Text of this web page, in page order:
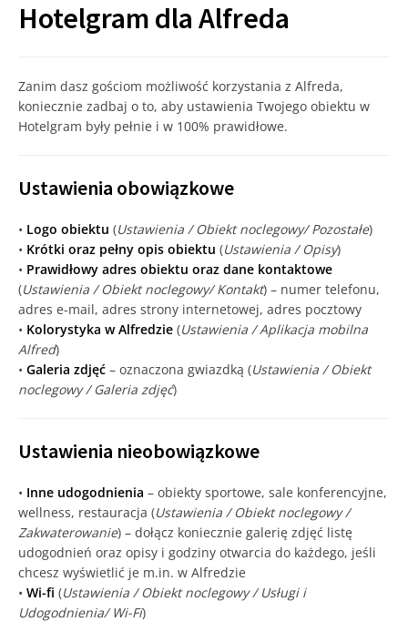
Hotelgram dla Alfreda
Zanim dasz gościom możliwość korzystania z Alfreda,
koniecznie zadbaj o to, aby ustawienia Twojego obiektu w
Hotelgram były pełnie i w 100% prawidłowe.
Ustawienia obowiązkowe
• Logo obiektu (Ustawienia / Obiekt noclegowy/ Pozostałe)
• Krótki oraz pełny opis obiektu (Ustawienia / Opisy)
• Prawidłowy adres obiektu oraz dane kontaktowe
(Ustawienia / Obiekt noclegowy/ Kontakt) – numer telefonu,
adres e-mail, adres strony internetowej, adres pocztowy
• Kolorystyka w Alfredzie (Ustawienia / Aplikacja mobilna
Alfred)
• Galeria zdjęć – oznaczona gwiazdką (Ustawienia / Obiekt
noclegowy / Galeria zdjęć)
Ustawienia nieobowiązkowe
• Inne udogodnienia – obiekty sportowe, sale konferencyjne,
wellness, restauracja (Ustawienia / Obiekt noclegowy /
Zakwaterowanie) – dołącz koniecznie galerię zdjęć listę
udogodnień oraz opisy i godziny otwarcia do każdego, jeśli
chcesz wyświetlić je m.in. w Alfredzie
• Wi-fi (Ustawienia / Obiekt noclegowy / Usługi i
Udogodnienia/ Wi-Fi)